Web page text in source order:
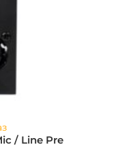
/ Line Pre